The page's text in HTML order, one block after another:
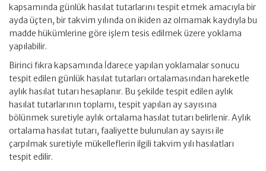
kapsamında günlük hasılat tutarlarını tespit etmek amacıyla bir
ayda üçten, bir takvim yılında on ikiden az olmamak kaydıyla bu
madde hükümlerine göre işlem tesis edilmek üzere yoklama
yapılabilir.
Birinci fıkra kapsamında İdarece yapılan yoklamalar sonucu
tespit edilen günlük hasılat tutarları ortalamasından hareketle
aylık hasılat tutarı hesaplanır. Bu şekilde tespit edilen aylık
hasılat tutarlarının toplamı, tespit yapılan ay sayısına
bölünmek suretiyle aylık ortalama hasılat tutarı belirlenir. Aylık
ortalama hasılat tutarı, faaliyette bulunulan ay sayısı ile
çarpılmak suretiyle mükelleflerin ilgili takvim yılı hasılatları
tespit edilir.